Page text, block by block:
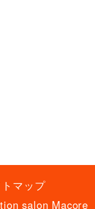
マップ
salon Macore